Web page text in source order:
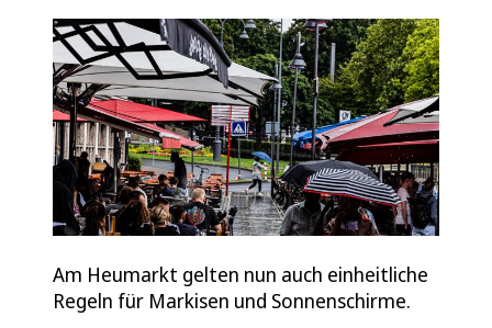
Am Heumarkt gelten nun auch einheitliche
Regeln für Markisen und Sonnenschirme.